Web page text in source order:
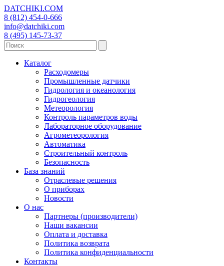
DATCHIKI.COM
8 (812) 454-0-666
info@datchiki.com
8 (495) 145-73-37
Каталог
Расходомеры
Промышленные датчики
Гидрология и океанология
Гидрогеология
Метеорология
Контроль параметров воды
Лабораторное оборудование
Агрометеорология
Автоматика
Строительный контроль
Безопасность
База знаний
Отраслевые решения
О приборах
Новости
О нас
Партнеры (производители)
Наши вакансии
Оплата и доставка
Политика возврата
Политика конфиденциальности
Контакты